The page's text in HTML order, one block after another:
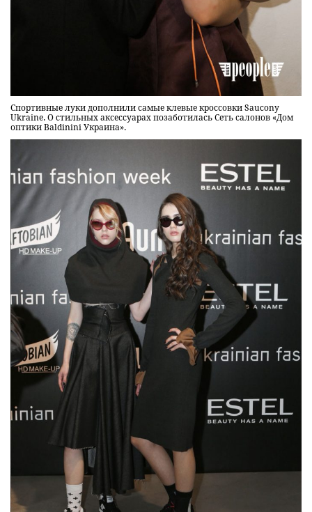
Спортивные луки дополнили самые клевые кроссовки Saucony
Ukraine. О стильных аксессуарах позаботилась Сеть салонов «Дом
оптики Baldinini Украина».